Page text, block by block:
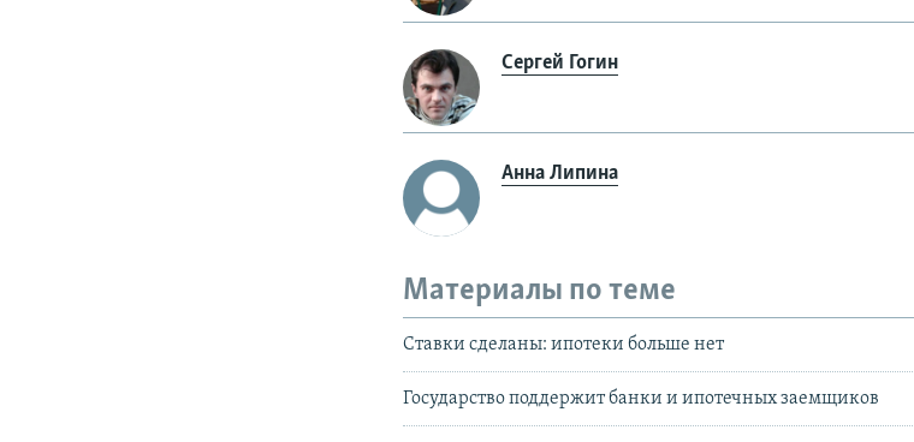
Сергей Гогин
Анна Липина
Материалы по теме
Ставки сделаны: ипотеки больше нет
Государство поддержит банки и ипотечных заемщиков